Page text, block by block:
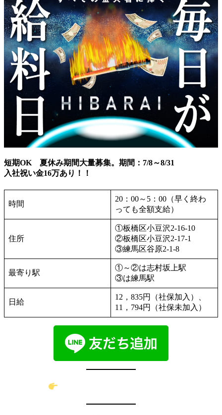
短期OK 夏休み期間大量募集。期間：7/8～8/31
入社祝い金16万あり！！
時間
20：00～5：00（早く終わ
っても全額支給）
住所
①板橋区小豆沢2-16-10
②板橋区小豆沢2-17-1
③練馬区谷原2-1-8
最寄り駅
①～②は志村坂上駅
③は練馬駅
日給
12，835円（社保加入）、
11，794円（社保未加入）